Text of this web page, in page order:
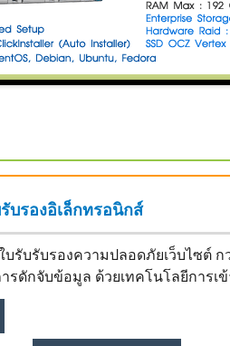
บรองอิเล็กทรอนิกส์
บรับรับรองความปลอดภัยเว็บไซ
รดักจับข้อมูล ด้วยเทคโนโลยีการ